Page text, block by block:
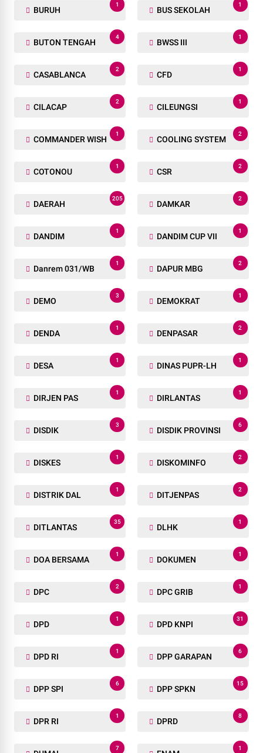
BURUH
1
BUS SEKOLAH
1
BUTON TENGAH
4
BWSS III
1
CASABLANCA
2
CFD
1
CILACAP
2
CILEUNGSI
1
COMMANDER WISH
1
COOLING SYSTEM
2
COTONOU
1
CSR
2
DAERAH
205
DAMKAR
2
DANDIM
1
DANDIM CUP VII
1
Danrem 031/WB
1
DAPUR MBG
2
DEMO
3
DEMOKRAT
1
DENDA
1
DENPASAR
2
DESA
1
DINAS PUPR-LH
1
DIRJEN PAS
1
DIRLANTAS
1
DISDIK
3
DISDIK PROVINSI
6
DISKES
1
DISKOMINFO
2
DISTRIK DAL
1
DITJENPAS
2
DITLANTAS
35
DLHK
1
DOA BERSAMA
1
DOKUMEN
1
DPC
2
DPC GRIB
1
DPD
1
DPD KNPI
31
DPD RI
1
DPP GARAPAN
6
DPP SPI
6
DPP SPKN
15
DPR RI
1
DPRD
8
7 1